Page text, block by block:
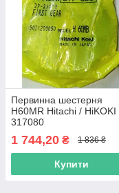
Первинна шестерня
H60MR Hitachi / HiKOKI
317080
1 744,20 ₴ 1 836 ₴
Купити